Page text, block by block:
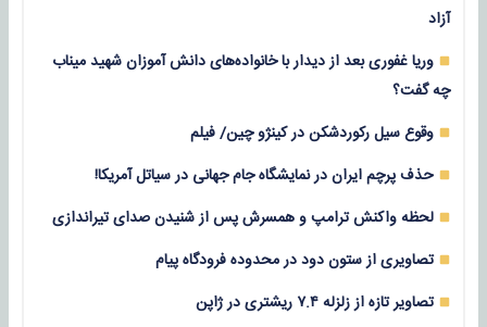
آزاد
وریا غفوری بعد از دیدار با خانواده‌های دانش آموزان شهید میناب
چه گفت؟
وقوع سیل رکوردشکن در کینژو چین/ فیلم
حذف پرچم ایران در نمایشگاه جام جهانی در سیاتل آمریکا!
لحظه واکنش ترامپ و همسرش پس از شنیدن صدای تیراندازی
تصاویری از ستون دود در محدوده فرودگاه پیام
تصاویر تازه از زلزله‌ ۷.۴ ریشتری در ژاپن